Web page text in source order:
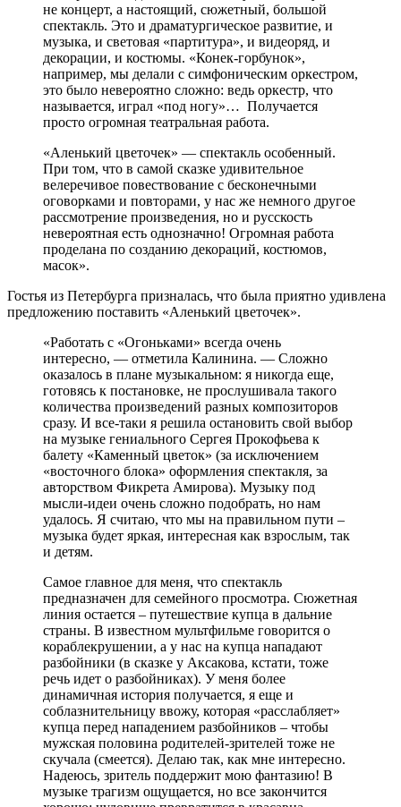
не концерт, а настоящий, сюжетный, большой
спектакль. Это и драматургическое развитие, и
музыка, и световая «партитура», и видеоряд, и
декорации, и костюмы. «Конек-горбунок»,
например, мы делали с симфоническим оркестром,
это было невероятно сложно: ведь оркестр, что
называется, играл «под ногу»… Получается
просто огромная театральная работа.
«Аленький цветочек» — спектакль особенный.
При том, что в самой сказке удивительное
велеречивое повествование с бесконечными
оговорками и повторами, у нас же немного другое
рассмотрение произведения, но и русскость
невероятная есть однозначно! Огромная работа
проделана по созданию декораций, костюмов,
масок».
Гостья из Петербурга призналась, что была приятно удивлена
предложению поставить «Аленький цветочек».
«Работать с «Огоньками» всегда очень
интересно, — отметила Калинина. — Сложно
оказалось в плане музыкальном: я никогда еще,
готовясь к постановке, не прослушивала такого
количества произведений разных композиторов
сразу. И все-таки я решила остановить свой выбор
на музыке гениального Сергея Прокофьева к
балету «Каменный цветок» (за исключением
«восточного блока» оформления спектакля, за
авторством Фикрета Амирова). Музыку под
мысли-идеи очень сложно подобрать, но нам
удалось. Я считаю, что мы на правильном пути –
музыка будет яркая, интересная как взрослым, так
и детям.
Самое главное для меня, что спектакль
предназначен для семейного просмотра. Сюжетная
линия остается – путешествие купца в дальние
страны. В известном мультфильме говорится о
кораблекрушении, а у нас на купца нападают
разбойники (в сказке у Аксакова, кстати, тоже
речь идет о разбойниках). У меня более
динамичная история получается, я еще и
соблазнительницу ввожу, которая «расслабляет»
купца перед нападением разбойников – чтобы
мужская половина родителей-зрителей тоже не
скучала (смеется). Делаю так, как мне интересно.
Надеюсь, зритель поддержит мою фантазию! В
музыке трагизм ощущается, но все закончится